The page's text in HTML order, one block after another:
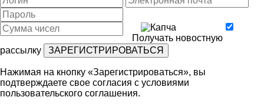
Получать новостную
рассылку
Нажимая на кнопку «Зарегистрироваться», вы
подтверждаете свое согласия с условиями
пользовательского соглашения.